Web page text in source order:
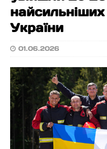
України
01.06.2026